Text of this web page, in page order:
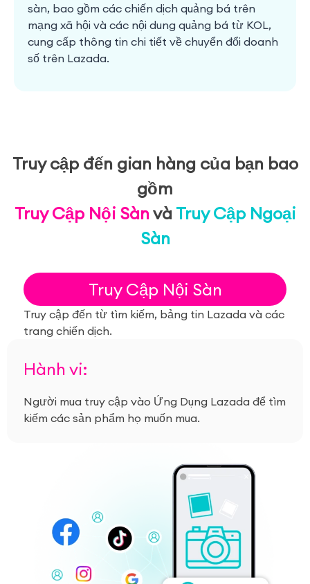
sàn, bao gồm các chiến dịch quảng bá trên
mạng xã hội và các nội dung quảng bá từ KOL,
cung cấp thông tin chi tiết về chuyển đổi doanh
số trên Lazada.
Truy cập đến gian hàng của bạn bao
gồm
Truy Cập Nội Sànvà Truy Cập Ngoại
Sàn
Truy Cập Nội Sàn
Truy cập đến từ tìm kiếm, bảng tin Lazada và các
trang chiến dịch.
Hành vi:
Người mua truy cập vào Ứng Dụng Lazada để tìm
kiếm các sản phẩm họ muốn mua.